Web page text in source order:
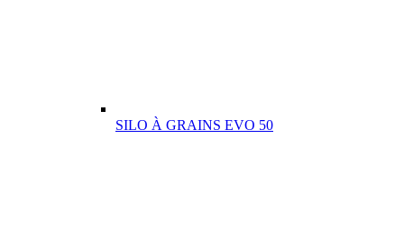
SILO À GRAINS EVO 50